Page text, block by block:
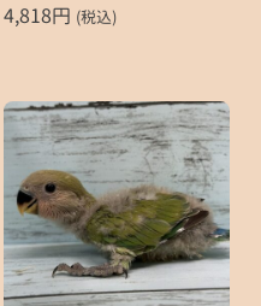
4,818円 (税込)